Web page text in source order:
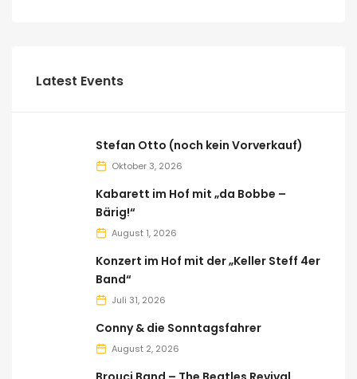
Latest Events
Stefan Otto (noch kein Vorverkauf)
Oktober 3, 2026
Kabarett im Hof mit „da Bobbe –
Bärig!“
August 1, 2026
Konzert im Hof mit der „Keller Steff 4er
Band“
Juli 31, 2026
Conny & die Sonntagsfahrer
August 2, 2026